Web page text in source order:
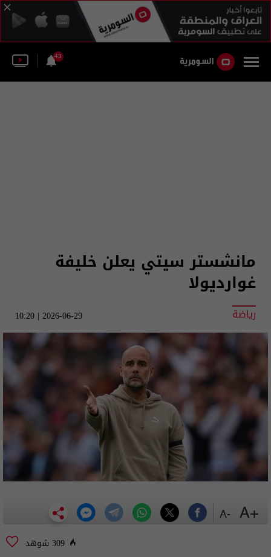
43
مانشستر سيتي يعلن خليفة
غوارديولا
رياضة 2026-06-29 | 10:20
309 شوهد
+A
-A